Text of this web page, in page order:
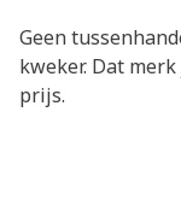
Geen
kweker. Dat
prijs.